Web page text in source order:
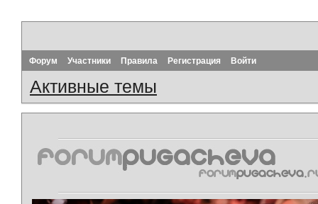
Форум Участники Правила Регистрация Войти
Активные темы